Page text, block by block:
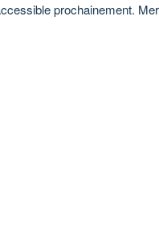
prochainement.